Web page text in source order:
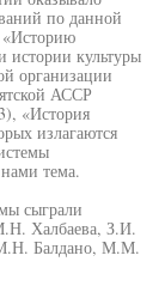
по данной
«Историю
культуры
организации
АССР
«История
излагаются
нами тема.
сыграли
Халбаева, З.И.
Балдано, М.М.